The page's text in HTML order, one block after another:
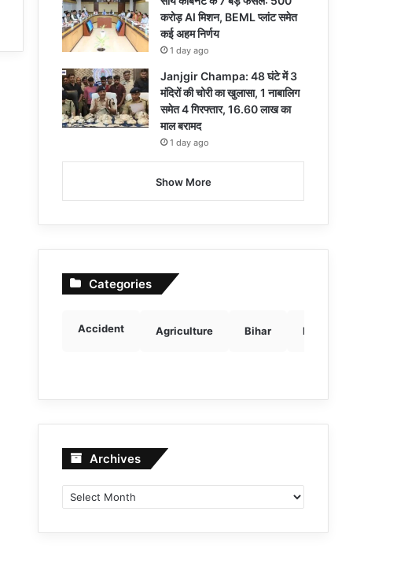
करोड़ AI मिशन, BEML प्लांट समेत
कई अहम निर्णय
1 day ago
Janjgir Champa: 48 घंटे में 3
मंदिरों की चोरी का खुलासा, 1 नाबालिग
समेत 4 गिरफ्तार, 16.60 लाख का
माल बरामद
1 day ago
Show More
Categories
Accident Agriculture Bihar Breaking news
Archives Archives